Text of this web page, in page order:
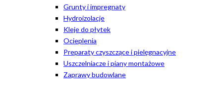
Grunty i impregnaty
Hydroizolacje
Kleje do płytek
Ocieplenia
Preparaty czyszczące i pielęgnacyjne
Uszczelniacze i piany montażowe
Zaprawy budowlane